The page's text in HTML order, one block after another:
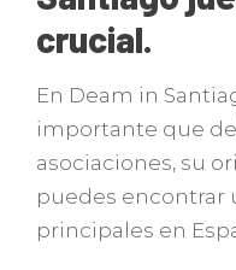
crucial.
En Deam in
importante que
asociaciones, su
puedes encontrar
principales en